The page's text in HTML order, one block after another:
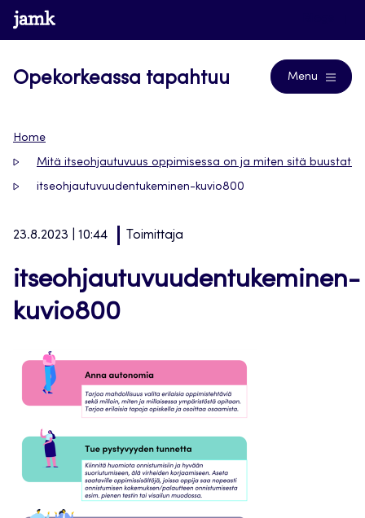
Siirry
suoraan
www.jamk.fi
Opekorkeassa tapahtuu Menu
Home
Mitä itseohjautuvuus oppimisessa on ja miten sitä
itseohjautuvuudentukeminen-kuvio800
23.8.2023 | 10:44 Toimittaja
itseohjautuvuudentukeminen-
kuvio800